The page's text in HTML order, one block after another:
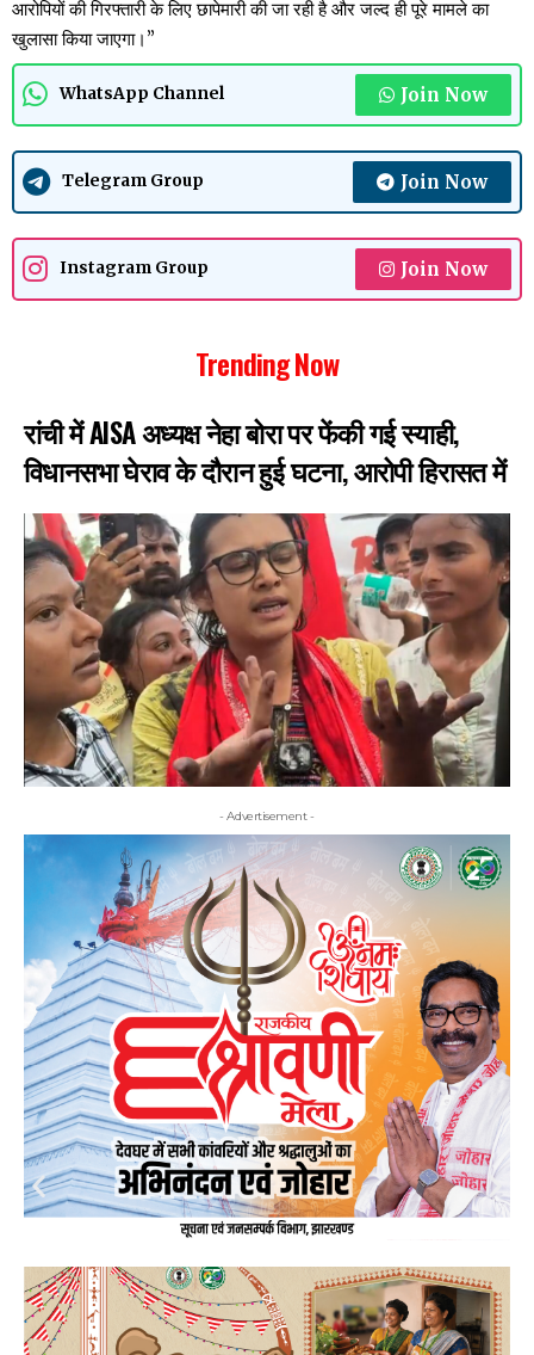
आरोपियों की गिरफ्तारी के लिए छापेमारी की जा रही है और जल्द ही पूरे मामले का
खुलासा किया जाएगा।”
WhatsApp Channel Join Now
Telegram Group Join Now
Instagram Group Join Now
Trending Now
रांची में AISA अध्यक्ष नेहा बोरा पर फेंकी गई स्याही,
विधानसभा घेराव के दौरान हुई घटना, आरोपी हिरासत में
- Advertisement -